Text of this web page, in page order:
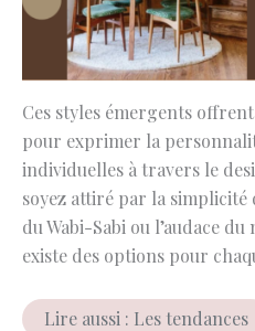
Ces styles émergents
pour exprimer la
individuelles à travers le
soyez attiré par la
du Wabi-Sabi ou l’audace
existe des options pour
Lire aussi : Les tendances